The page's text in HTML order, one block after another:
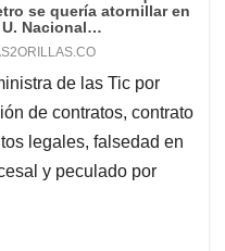
de las Tic por
de contratos, contrato
legales, falsedad en
y peculado por